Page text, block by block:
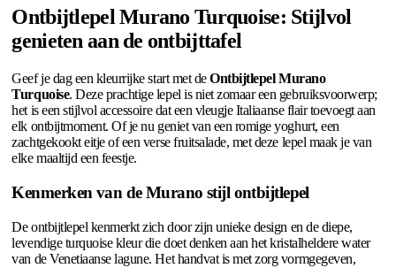
Ontbijtlepel Murano Turquoise: Stijlvol
genieten aan de ontbijttafel
Geef je dag een kleurrijke start met deOntbijtlepel Murano
Turquoise. Deze prachtige lepel is niet zomaar een gebruiksvoorwerp;
het is een stijlvol accessoire dat een vleugje Italiaanse flair toevoegt aan
elk ontbijtmoment. Of je nu geniet van een romige yoghurt, een
zachtgekookt eitje of een verse fruitsalade, met deze lepel maak je van
elke maaltijd een feestje.
Kenmerken van de Murano stijl ontbijtlepel
De ontbijtlepel kenmerkt zich door zijn unieke design en de diepe,
levendige turquoise kleur die doet denken aan het kristalheldere water
van de Venetiaanse lagune. Het handvat is met zorg vormgegeven,